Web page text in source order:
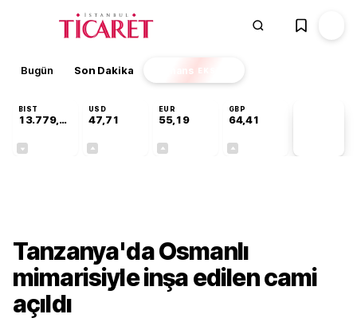
Bugün Son Dakika Finans EKSTRA
BIST
13.779,39
USD
47,71
EUR
55,19
GBP
64,41
Tanzanya'da Osmanlı
mimarisiyle inşa edilen cami
açıldı